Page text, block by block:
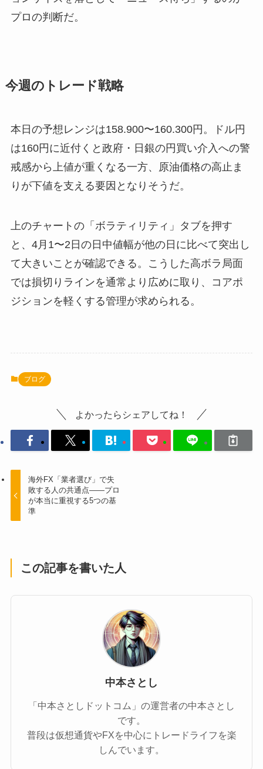
プロの判断だ。
今週のトレード戦略
本日の予想レンジは158.900〜160.300円。ドル円
は160円に近付くと政府・日銀の円買い介入への警
戒感から上値が重くなる一方、原油価格の高止ま
りが下値を支える要因となりそうだ。
上のチャートの「ボラティリティ」タブを押す
と、4月1〜2日の日中値幅が他の日に比べて突出し
て大きいことが確認できる。こうした高ボラ局面
では損切りラインを通常より広めに取り、コアポ
ジションを軽くする管理が求められる。
ブログ
よかったらシェアしてね！
海外FX「業者選び」で失
敗する人の共通点——プロ
が本当に重視する5つの基
準
この記事を書いた人
中本さとし
「中本さとしドットコム」の運営者の中本さとし
です。
普段は仮想通貨やFXを中心にトレードライフを楽
しんでいます。